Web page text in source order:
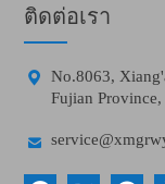
ติดต่อเรา

No.8063,
Fujian Province,
